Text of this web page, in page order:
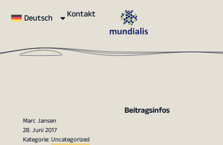
Deutsch Kontakt
Beitragsinfos
Marc Jansen
28. Juni 2017
Kategorie:Uncategorized